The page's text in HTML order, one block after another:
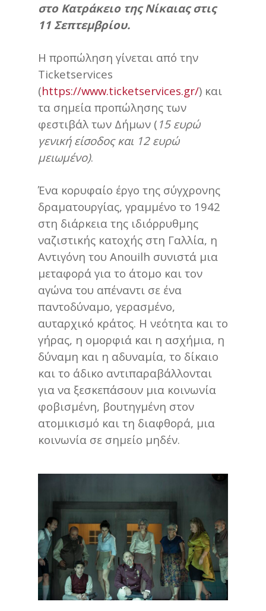
στο Κατράκειο της Νίκαιας στις
11 Σεπτεμβρίου.
Η προπώληση γίνεται από την
Ticketservices
(https://www.ticketservices.gr/) και
τα σημεία προπώλησης των
φεστιβάλ των Δήμων ( 15 ευρώ
γενική είσοδος και 12 ευρώ
μειωμένο).
Ένα κορυφαίο έργο της σύγχρονης
δραματουργίας, γραμμένο το 1942
στη διάρκεια της ιδιόρρυθμης
ναζιστικής κατοχής στη Γαλλία, η
Αντιγόνη του Anouilh συνιστά μια
μεταφορά για το άτομο και τον
αγώνα του απέναντι σε ένα
παντοδύναμο, γερασμένο,
αυταρχικό κράτος. Η νεότητα και το
γήρας, η ομορφιά και η ασχήμια, η
δύναμη και η αδυναμία, το δίκαιο
και το άδικο αντιπαραβάλλονται
για να ξεσκεπάσουν μια κοινωνία
φοβισμένη, βουτηγμένη στον
ατομικισμό και τη διαφθορά, μια
κοινωνία σε σημείο μηδέν.